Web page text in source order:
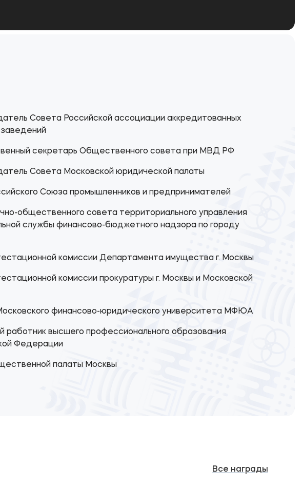
Совета Российской ассоциации аккредитованных
секретарь Общественного совета при МВД РФ
Совета Московской юридической палаты
Союза промышленников и предпринимателей
общественного совета территориального управления
службы финансово-бюджетного надзора по городу
комиссии Департамента имущества г. Москвы
комиссии прокуратуры г. Москвы и Московской
финансово-юридического университета МФЮА
работник высшего профессионального образования
Федерации
палаты Москвы
Все награды